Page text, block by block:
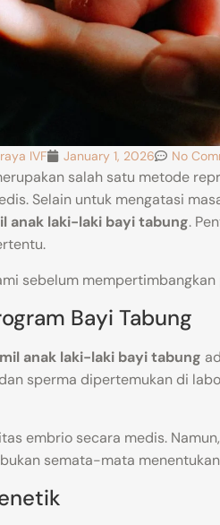
IVF January 1, 2026 No
salah satu metode
Selain untuk mengatasi
anak laki-laki bayi tabung.
sebelum mempertimbangkan
Bayi Tabung
anak laki-laki bayi tabung
sperma dipertemukan di
embrio secara medis.
semata-mata